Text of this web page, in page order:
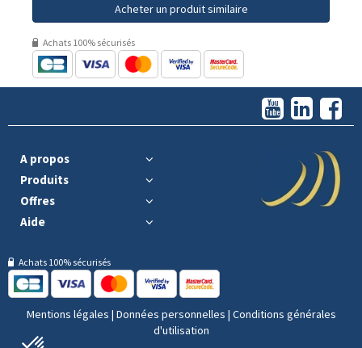
Acheter un produit similaire
Achats 100% sécurisés
A propos
Produits
Offres
Aide
Achats 100% sécurisés
Mentions légales | Données personnelles | Conditions générales
d'utilisation